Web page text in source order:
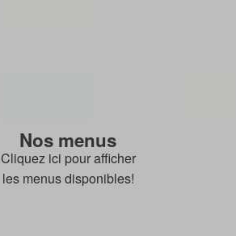
Nos menus
Cliquez ici pour afficher
les menus disponibles!